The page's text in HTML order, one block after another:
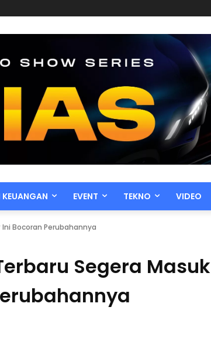
EVENT TEKNO VIDEO
Bocoran Perubahannya
Segera Masuk